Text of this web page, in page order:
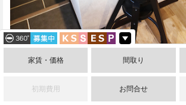
家賃・価格 間取り
初期費用 お問合せ